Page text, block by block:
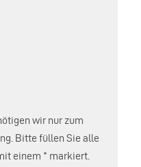
wir nur zum
Bitte füllen Sie alle
einem * markiert.